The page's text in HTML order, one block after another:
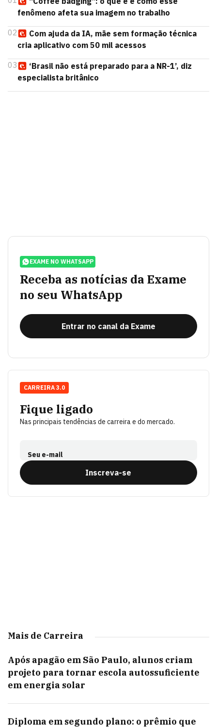
fenômeno afeta sua imagem no trabalho
02
Com ajuda da IA, mãe sem formação técnica
cria aplicativo com 50 mil acessos
03
‘Brasil não está preparado para a NR-1’, diz
especialista britânico
EXAME NO WHATSAPP
Receba as notícias da Exame
no seu WhatsApp
Entrar no canal da Exame
Fique ligado
Nas principais tendências de carreira e do mercado.
Seu e-mail
Inscreva-se
CARREIRA 3.0
Mais de Carreira
Após apagão em São Paulo, alunos criam
projeto para tornar escola autossuficiente
em energia solar
Diploma em segundo plano: o prêmio que